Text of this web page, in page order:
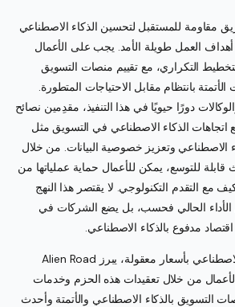
مقاومة للمستقبل لتحسين الذكاء الاصطناعي
أهداف العمل طويلة الأمد. يجب على الأعمال
التكراري، مع تقييم منصات التسويق
بانتظام مقابل الاحتياجات المتطورة.
دورًا حيويًا في هذا التنفيذ، مقدِمين نصائح
اتجاهات الذكاء الاصطناعي في التسويق مثل
الاصطناعي وتعزيز خصوصية البيانات. من خلال
للتوسع، يمكن للأعمال حماية عملياتها من
مع التقدم التكنولوجي. لا يقتصر هذا النهج
الحالي فحسب، بل يضع الشركات في
مدفوع بالذكاء الاصطناعي.
في عالم تحسين الذكاء الاصطناعي بأسعار معقولة، يبرز Alien Road
من خلال تعقيدات هذه الحزم وخدمات
التسويق بالذكاء الاصطناعي والأتمتة وأحدث